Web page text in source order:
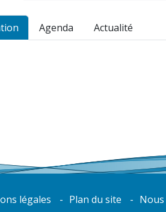
Agenda Actualité
légales Plan du site